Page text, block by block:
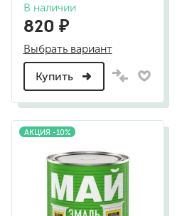
В наличии
820 ₽
Выбрать вариант
Купить
АКЦИЯ -10%